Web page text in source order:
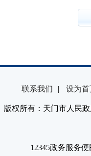
联系我们 | 设为首
版权所有：天门市人民
12345政务服务